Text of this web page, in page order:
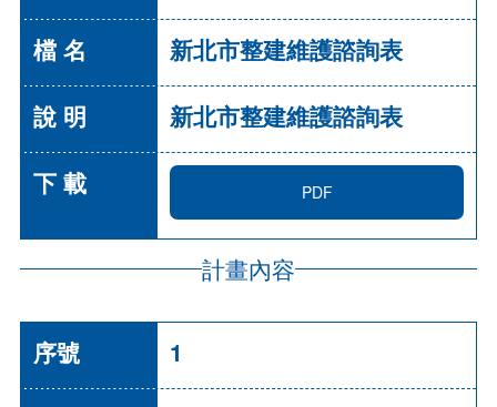
新北市整建維護諮詢表
新北市整建維護諮詢表
PDF
計畫內容
1